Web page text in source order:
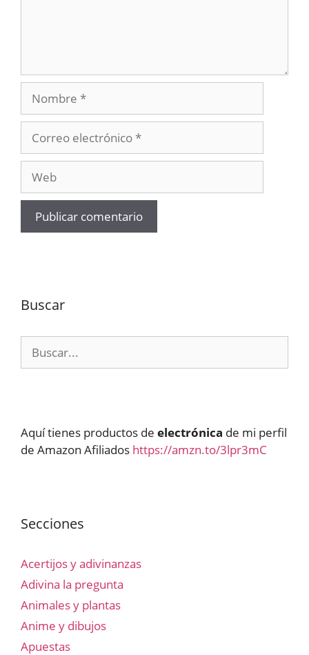
Nombre
electrónico
Buscar
Aquí tienes productos de electrónica de mi perfil
de Amazon Afiliados https://amzn.to/3lpr3mC
Secciones
Acertijos y adivinanzas
Adivina la pregunta
Animales y plantas
Anime y dibujos
Apuestas